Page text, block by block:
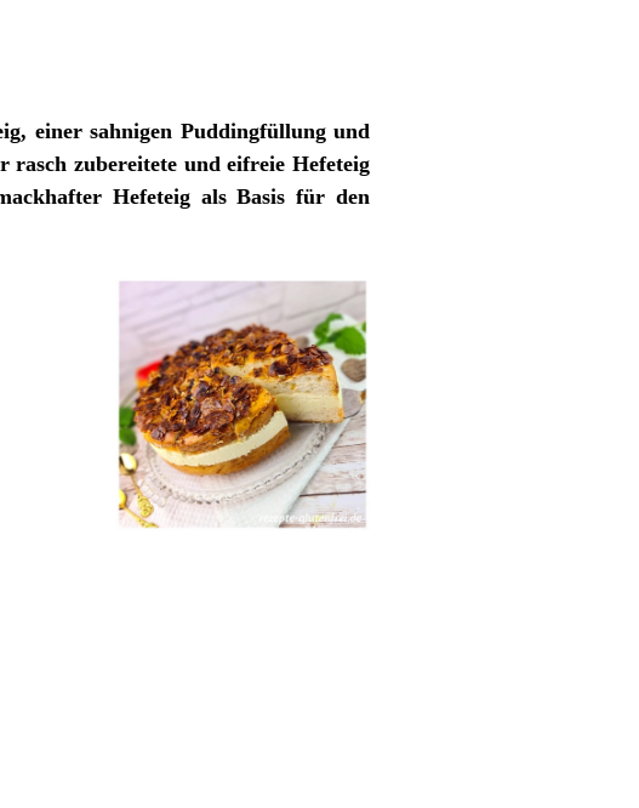
einer sahnigen Puddingfüllung und
zubereitete und eifreie Hefeteig
Hefeteig als Basis für den